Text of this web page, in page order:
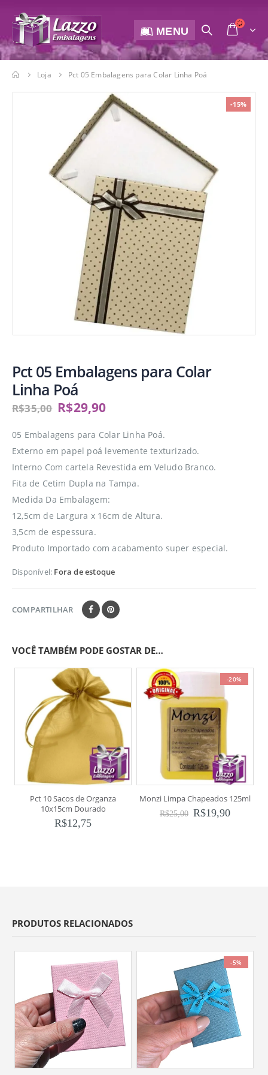
MENU
Loja Pct 05 Embalagens para Colar Linha Poá
-15%
Pct 05 Embalagens para Colar
Linha Poá
R$35,00 R$29,90
05 Embalagens para Colar Linha Poá.
Externo em papel poá levemente texturizado.
Interno Com cartela Revestida em Veludo Branco.
Fita de Cetim Dupla na Tampa.
Medida Da Embalagem:
12,5cm de Largura x 16cm de Altura.
3,5cm de espessura.
Produto Importado com acabamento super especial.
Disponível: Fora de estoque
COMPARTILHAR
VOCÊ TAMBÉM PODE GOSTAR DE…
Pct 10 Sacos de Organza
10x15cm Dourado
R$12,75
-20%
Monzi Limpa Chapeados 125ml
R$25,00 R$19,90
PRODUTOS RELACIONADOS
-5%